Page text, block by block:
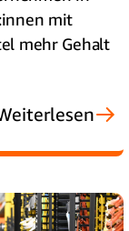
mit
mehr Gehalt